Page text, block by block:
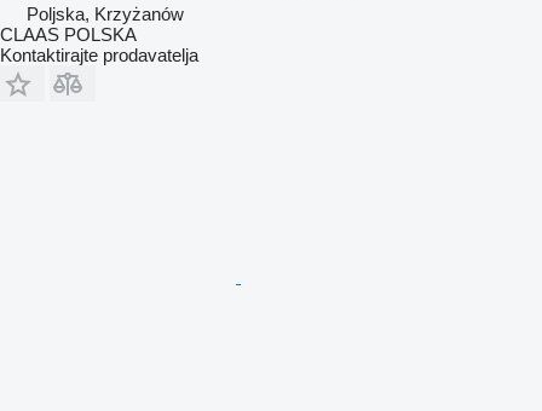
Poljska, Krzyżanów
CLAAS POLSKA
Kontaktirajte prodavatelja